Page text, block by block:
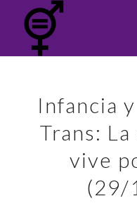
Infancia
Trans:
vive
(29/